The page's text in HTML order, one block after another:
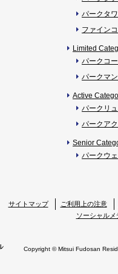
パークタ
ファイン
Limited
パークコー
パークマ
Active
パークリ
パークア
Senior
パークウ
サイトマップ ご利用上の注意
ソーシャル
Copyright © Mitsui Fudosan